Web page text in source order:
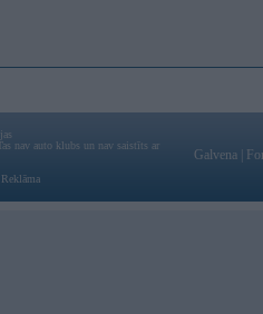
nav auto klubs un nav saistīts ar
Reklāma
Galvena